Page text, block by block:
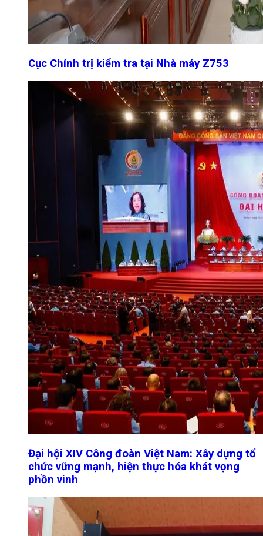
Cục Chính trị kiểm tra tại Nhà máy Z753
Đại hội XIV Công đoàn Việt Nam: Xây dựng tổ
chức vững mạnh, hiện thực hóa khát vọng
phồn vinh